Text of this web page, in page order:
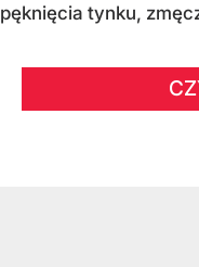
pęknięcia tynku,